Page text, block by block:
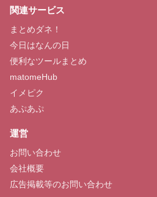
関連サービス
まとめダネ！
今日はなんの日
便利なツールまとめ
matomeHub
イメピク
あぷあぷ
運営
お問い合わせ
会社概要
広告掲載等のお問い合わせ